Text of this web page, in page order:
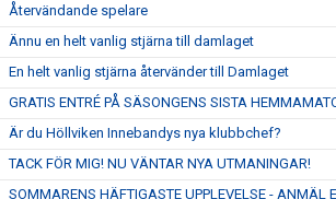
Återvändande spelare
Ännu en helt vanlig stjärna till damlaget
En helt vanlig stjärna återvänder till Damlaget
GRATIS ENTRÉ PÅ SÄSONGENS SISTA
Är du Höllviken Innebandys nya klubbchef?
TACK FÖR MIG! NU VÄNTAR NYA UTMANINGAR!
SOMMARENS HÄFTIGASTE UPPLEVELSE - ANMÄL